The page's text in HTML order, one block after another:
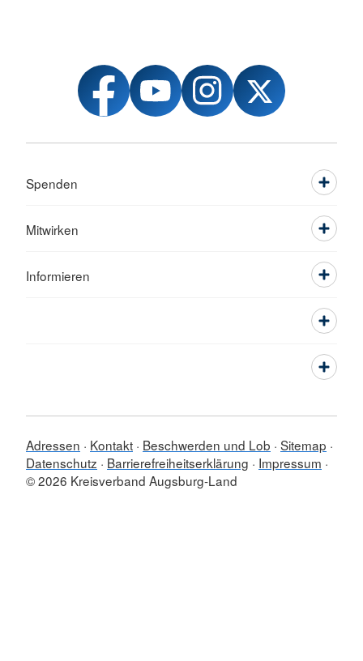
Spenden
Mitwirken
Informieren
Adressen Kontakt Beschwerden und Lob Sitemap
Datenschutz
Barrierefreiheitserklärung
Impressum
© 2026 Kreisverband Augsburg-Land